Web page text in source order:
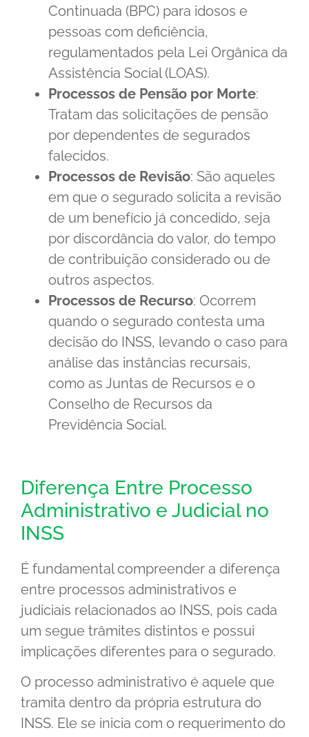
Continuada (BPC) para idosos e
pessoas com deficiência,
regulamentados pela Lei Orgânica da
Assistência Social (LOAS).
Processos de Pensão por Morte:
Tratam das solicitações de pensão
por dependentes de segurados
falecidos.
Processos de Revisão: São aqueles
em que o segurado solicita a revisão
de um benefício já concedido, seja
por discordância do valor, do tempo
de contribuição considerado ou de
outros aspectos.
Processos de Recurso: Ocorrem
quando o segurado contesta uma
decisão do INSS, levando o caso para
análise das instâncias recursais,
como as Juntas de Recursos e o
Conselho de Recursos da
Previdência Social.
Diferença Entre Processo
Administrativo e Judicial no
INSS
É fundamental compreender a diferença
entre processos administrativos e
judiciais relacionados ao INSS, pois cada
um segue trâmites distintos e possui
implicações diferentes para o segurado.
O processo administrativo é aquele que
tramita dentro da própria estrutura do
INSS. Ele se inicia com o requerimento do